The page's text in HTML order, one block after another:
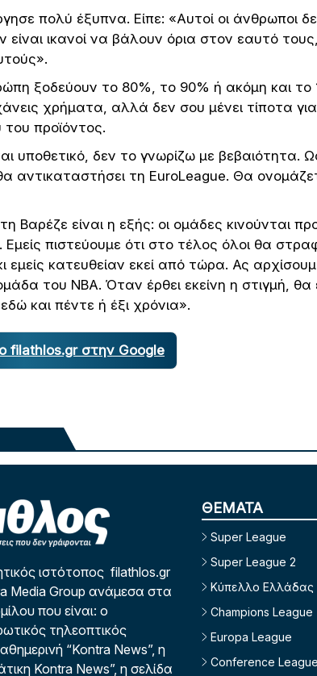
πολύ έξυπνα. Είπε: «Αυτοί οι άνθρωποι
είναι ικανοί να βάλουν όρια στον εαυτό
ξοδεύουν το 80%, το 90% ή ακόμη και
χρήματα, αλλά δεν σου μένει τίποτα
του προϊόντος.
υποθετικό, δεν το γνωρίζω με βεβαιότητα.
αντικαταστήσει τη EuroLeague. Θα
Βαρέζε είναι η εξής: οι ομάδες κινούνται
Εμείς πιστεύουμε ότι στο τέλος όλοι θα
εμείς κατευθείαν εκεί από τώρα. Ας
του NBA. Όταν έρθει εκείνη η στιγμή, θα
και πέντε ή έξι χρόνια».
filathlos.gr στην Google
ιστότοπος filathlos.gr
Media Group ανάμεσα στα
που είναι: ο
τηλεοπτικός
“Kontra News”, η
Kontra News”, η σελίδα
ΘΕΜΑΤΑ
Super League
Super League 2
Κύπελλο Ελλάδας
Champions League
Europa League
Conference League